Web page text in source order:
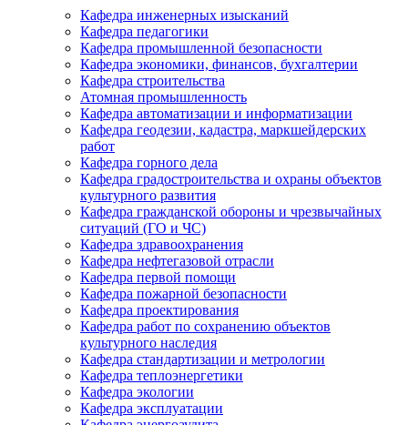
Кафедра инженерных изысканий
Кафедра педагогики
Кафедра промышленной безопасности
Кафедра экономики, финансов, бухгалтерии
Кафедра строительства
Атомная промышленность
Кафедра автоматизации и информатизации
Кафедра геодезии, кадастра, маркшейдерских
работ
Кафедра горного дела
Кафедра градостроительства и охраны объектов
культурного развития
Кафедра гражданской обороны и чрезвычайных
ситуаций (ГО и ЧС)
Кафедра здравоохранения
Кафедра нефтегазовой отрасли
Кафедра первой помощи
Кафедра пожарной безопасности
Кафедра проектирования
Кафедра работ по сохранению объектов
культурного наследия
Кафедра стандартизации и метрологии
Кафедра теплоэнергетики
Кафедра экологии
Кафедра эксплуатации